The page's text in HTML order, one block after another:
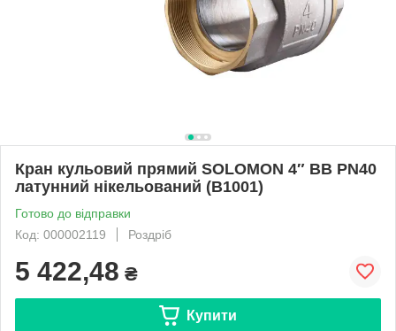
Кран кульовий прямий SOLOMON 4″ ВВ PN40
латунний нікельований (B1001)
Готово до відправки
Код: 000002119
Роздріб
5 422,48 ₴
Купити